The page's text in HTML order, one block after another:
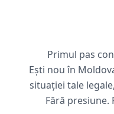
Primul pas
Ești nou în
situației tale
Fără presiune.